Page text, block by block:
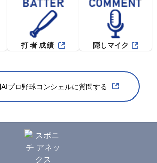
打者成績 隠しマイク
プロ野球コンシェルに質問する